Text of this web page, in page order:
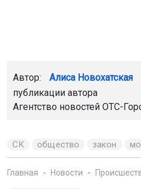
Автор: Алиса Новохатская
публикации автора
Агентство новостей ОТС-
СК общество закон
Главная Новости